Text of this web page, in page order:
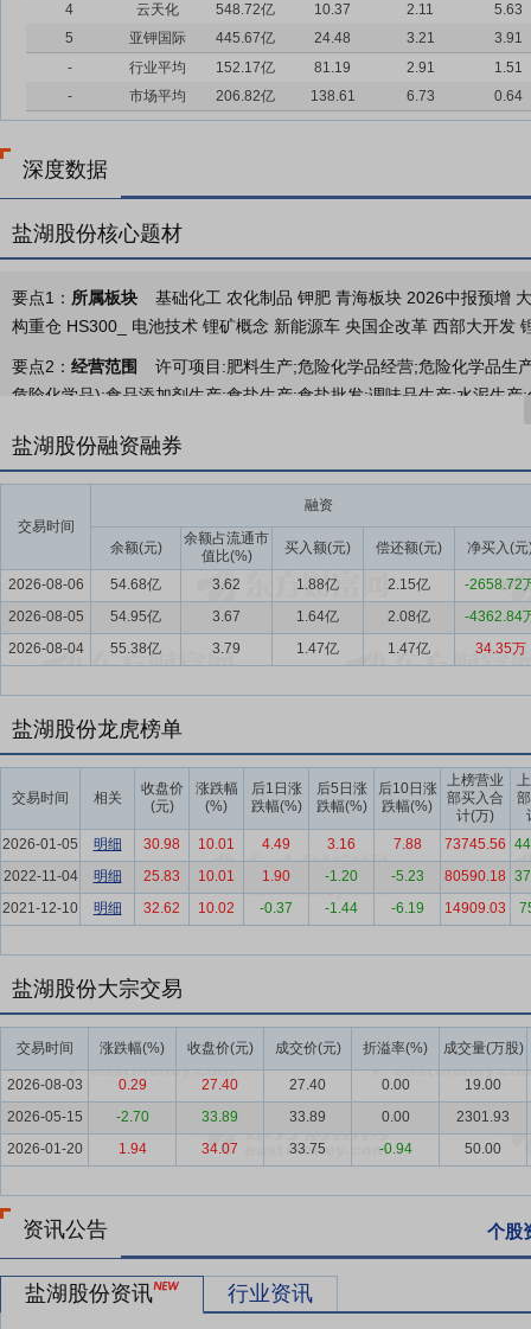
4
云天化 548.72亿 10.37 2.11
5.63
5
亚钾国际 445.67亿 24.48 3.21
3.91
-
行业平均 152.17亿 81.19 2.91
1.51
-
市场平均 206.82亿 138.61 6.73 0.64
深度数据
盐湖股份核心题材
要点1： 所属板块
基础化工 农化制品 钾肥 青海板块 2026中报预增
构重仓 HS300_ 电池技术 锂矿概念 新能源车 央国企改革 西部大开发
要点2： 经营范围
许可项目:肥料生产;危险化学品经营;危险化学品生
危险化学品);食品添加剂生产;食盐生产;食盐批发;调味品生产;水泥生
以相关部门批准文件或许可证件为准)一般项目:化肥销售;肥料销售;矿
制造;电子专用材料销售;非金属矿物制品制造;电池制造;电池销售;专
料制造(不含危险化学品);基础化学原料制造(不含危险化学品等许可
添加剂销售;消毒剂销售(不含危险化学品);非食用盐加工;非食用盐销
料制品销售;塑料制品制造;塑料包装箱及容器制造;有色金属合金制造;
(不含许可类化工产品);化工产品销售(不含许可类化工产品);办公设备
品);普通货物仓储服务(不含危险化学品等需许可审批的项目);计算机
租赁;非居住房地产租赁;土地使用权租赁;租赁服务(不含许可类租赁服
牙及其制品除外);旅行社服务网点旅游招徕、咨询服务;停车场服务;危
2024 年 9 月 7 日，青海省政府与中国五矿及其
公司股东工银金融资产投资有限公司签署《一致行动协议》；2025
实际控制公司股份 10.88 亿股，占公司总股本的 20.55%。中国盐湖
公司的股份增持，增持完成后，中国五矿及其一致行动人合计控制公
立以来，积极推动盐湖资源高效整合与优化，提高资源综合利用效率
股权，作价 46.05 亿元，2026 年 1 月 31 日完成上述资产过户。目
钾”专项工作组，专注于加强与非洲、东南亚等钾肥资源极为丰富的
地位，为保障全球钾肥供应贡献重要力量，同时也为公司自身的持续
要点4：锂业务
2025 年，公司锂业务战略性地位进一步巩固，全力
附 + 膜”提锂工艺，通过工艺优化实现盐湖提锂最优，项目投资得到
色工厂，其“沉锂母液高效分离（萃取）工业化推广应用”技术入选“
步巩固了在锂领域的资源与技术协同优势。当前，公司正加速推动产
市场竞争力。
要点5：钾肥行业
钾肥是资源性产品，主要应用于农业领域，被广
模增长，对农作物需求的增长有望推动钾肥需求进一步提升，叠加供
宽松，江西云母矿满产、海外矿回流增加，碳酸锂价格从高位持续下
盐湖股份融资融券
交易时间
融资
余额(元)
余额占流通市
值比(%)
买入额(元) 偿还额(元) 净买入(元
2026-08-06 54.68亿 3.62 1.88亿 2.15亿
-2658.72
2026-08-05
54.95亿 3.67 1.64亿 2.08亿
-4362.84
2026-08-04
55.38亿 3.79 1.47亿 1.47亿 34.35万
盐湖股份龙虎榜单
交易时间 相关
收盘价
(元)
涨跌幅
(%)
后1日涨
跌幅(%)
后5日涨
跌幅(%)
后10日涨
跌幅(%)
上榜营业
部买入合
计(万)
2026-01-05
明细 30.98 10.01 4.49 3.16 7.88 73745.56
2022-11-04
明细 25.83 10.01 1.90 -1.20 -5.23 80590.18
2021-12-10
明细 32.62 10.02 -0.37 -1.44 -6.19 14909.03
盐湖股份大宗交易
交易时间 涨跌幅(%) 收盘价(元) 成交价(元) 折溢率(%) 成交量(万股)
2026-08-03 0.29 27.40 27.40 0.00
19.00
2026-05-15
-2.70 33.89 33.89 0.00
2301.93
2026-01-20
1.94 34.07 33.75 -0.94 50.00
资讯公告 个股
盐湖股份资讯 行业资讯